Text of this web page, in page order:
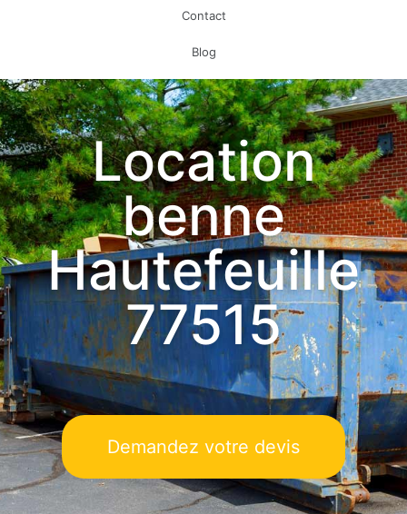
Contact
Blog
Location
benne
Hautefeuille
77515
Demandez votre devis